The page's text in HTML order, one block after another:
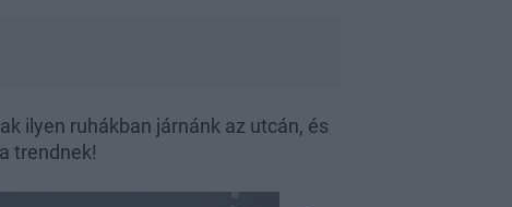
ilyen ruhákban járnánk az utcán, és
trendnek!